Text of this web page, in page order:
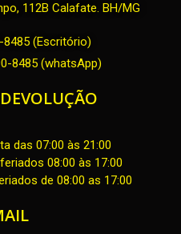
112B Calafate. BH/MG
8485 (Escritório)
8485 (whatsApp)
das 07:00 às 21:00
08:00 às 17:00
de 08:00 as 17:00